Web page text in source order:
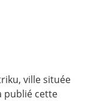
ville située
publié cette